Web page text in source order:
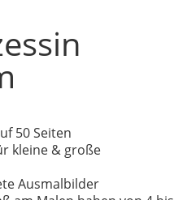
50 Seiten
kleine & große
Ausmalbilder